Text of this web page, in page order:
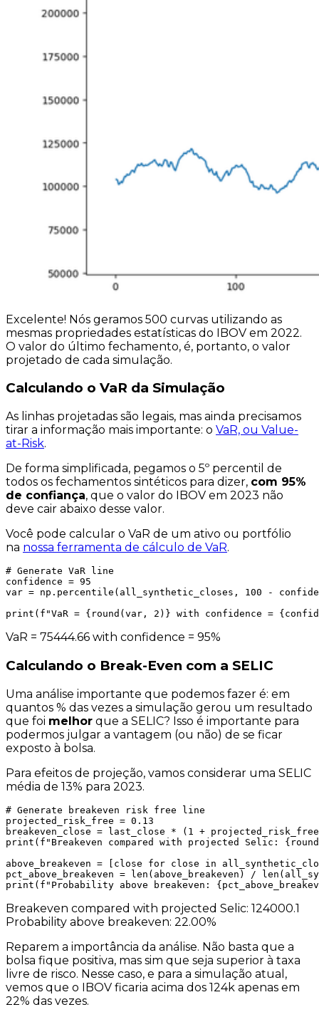
Excelente! Nós geramos 500 curvas utilizando as
mesmas propriedades estatísticas do IBOV em 2022.
O valor do último fechamento, é, portanto, o valor
projetado de cada simulação.
Calculando o VaR da Simulação
As linhas projetadas são legais, mas ainda precisamos
tirar a informação mais importante: o VaR, ou Value-
at-Risk.
De forma simplificada, pegamos o 5º percentil de
todos os fechamentos sintéticos para dizer, com 95%
de confiança, que o valor do IBOV em 2023 não
deve cair abaixo desse valor.
Você pode calcular o VaR de um ativo ou portfólio
na nossa ferramenta de cálculo de VaR.
# Generate VaR line
confidence = 95
var = np.percentile(all_synthetic_closes, 100 -
print(f"VaR = {round(var, 2)} with confidence =
VaR = 75444.66 with confidence = 95%
Calculando o Break-Even com a SELIC
Uma análise importante que podemos fazer é: em
quantos % das vezes a simulação gerou um resultado
que foi melhor que a SELIC? Isso é importante para
podermos julgar a vantagem (ou não) de se ficar
exposto à bolsa.
Para efeitos de projeção, vamos considerar uma SELIC
média de 13% para 2023.
# Generate breakeven risk free line
projected_risk_free = 0.13
breakeven_close = last_close * (1 +
print(f"Breakeven compared with projected Selic:
above_breakeven = [close for close in
pct_above_breakeven = len(above_breakeven) /
print(f"Probability above breakeven:
Breakeven compared with projected Selic: 124000.1
Probability above breakeven: 22.00%
Reparem a importância da análise. Não basta que a
bolsa fique positiva, mas sim que seja superior à taxa
livre de risco. Nesse caso, e para a simulação atual,
vemos que o IBOV ficaria acima dos 124k apenas em
22% das vezes.